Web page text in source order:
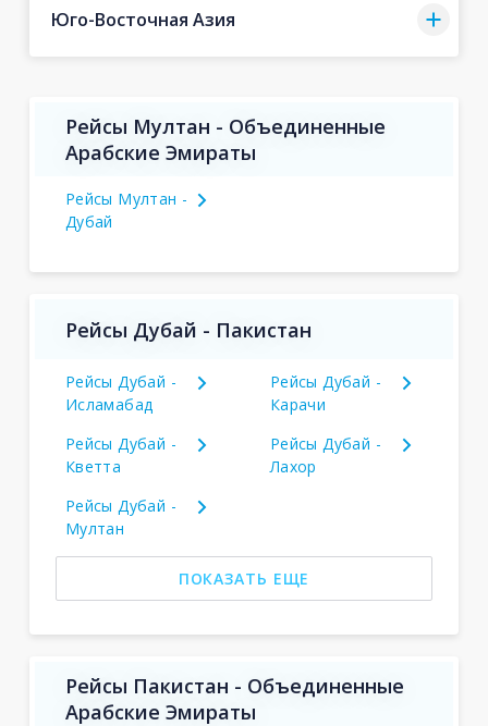
Юго-Восточная Азия
Рейсы Мултан - Объединенные
Арабские Эмираты
Рейсы Мултан -
Дубай
Рейсы Дубай - Пакистан
Рейсы Дубай -
Исламабад
Рейсы Дубай -
Карачи
Рейсы Дубай -
Кветта
Рейсы Дубай -
Лахор
Рейсы Дубай -
Мултан
ПОКАЗАТЬ ЕЩЕ
Рейсы Пакистан - Объединенные
Арабские Эмираты